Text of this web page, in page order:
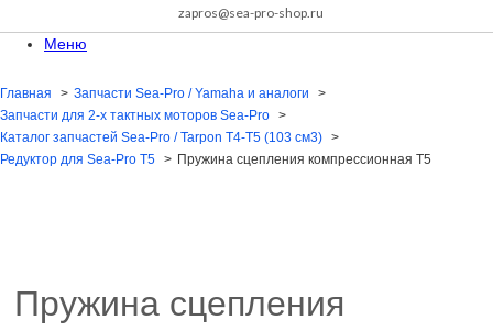
zapros@sea-pro-shop.ru
Меню
Пружина сцепления компрессионная T5
Редуктор для Sea-Pro T5
Каталог запчастей Sea-Pro / Tarpon T4-T5 (103 см3)
Запчасти для 2-х тактных моторов Sea-Pro
Запчасти Sea-Pro / Yamaha и аналоги
Главная
Пружина сцепления